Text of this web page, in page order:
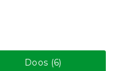
Doos (6)